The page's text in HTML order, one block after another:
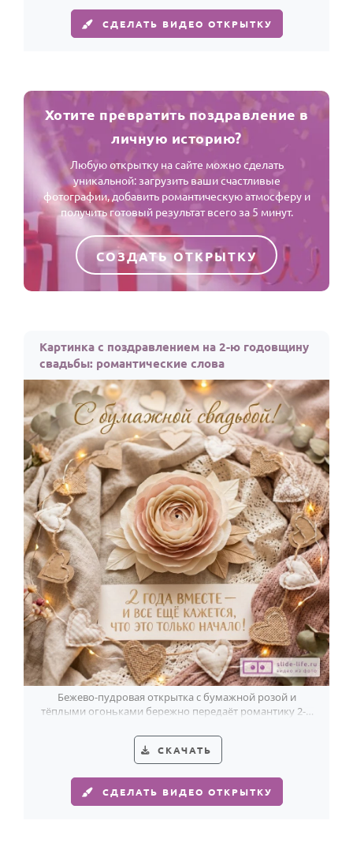
СДЕЛАТЬ ВИДЕО ОТКРЫТКУ
Хотите превратить поздравление в
личную историю?
Любую открытку на сайте можно сделать
уникальной: загрузить ваши счастливые
фотографии, добавить романтическую атмосферу и
получить готовый результат всего за 5 минут.
СОЗДАТЬ ОТКРЫТКУ
Картинка с поздравлением на 2-ю годовщину
свадьбы: романтические слова
Бежево-пудровая открытка с бумажной розой и
тёплыми огоньками бережно передаёт романтику 2-й
СКАЧАТЬ
СДЕЛАТЬ ВИДЕО ОТКРЫТКУ